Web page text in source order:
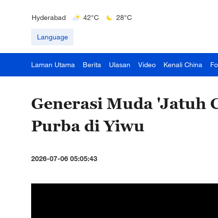
Hyderabad
42°C
28°C
Kuala Lumpur
Language
Laman Utama Berita Ulasan Video Kenali China
Generasi Muda 'Jatuh
Purba di Yiwu
2026-07-06 05:05:43